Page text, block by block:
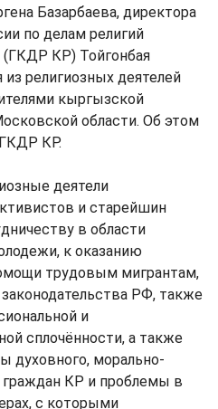
Базарбаева, директора
по делам религий
КР) Тойгонбая
религиозных деятелей
кыргызской
области. Об этом
КР.
деятели
и старейшин
в области
к оказанию
трудовым мигрантам,
РФ, также
и
сплочённости, а также
духовного, морально-
граждан КР и проблемы в
с которыми